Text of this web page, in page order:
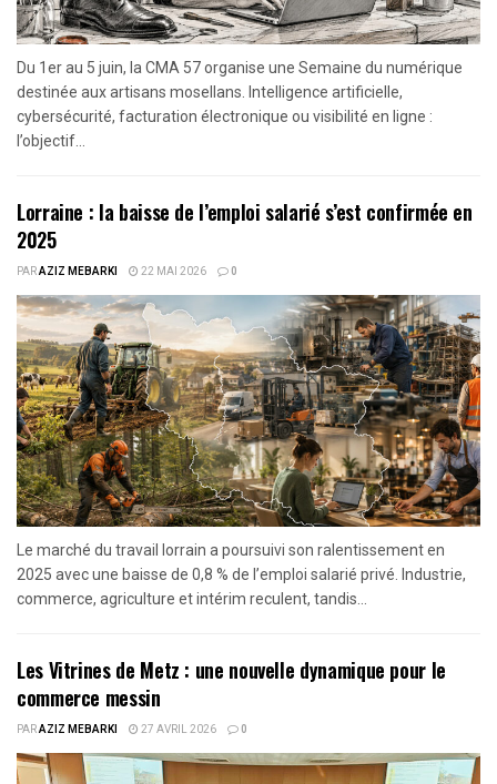
Du 1er au 5 juin, la CMA 57 organise une Semaine du numérique
destinée aux artisans mosellans. Intelligence artificielle,
cybersécurité, facturation électronique ou visibilité en ligne :
l’objectif...
Lorraine : la baisse de l’emploi salarié s’est confirmée en
2025
PARAZIZ MEBARKI 22 MAI 2026 0
Le marché du travail lorrain a poursuivi son ralentissement en
2025 avec une baisse de 0,8 % de l’emploi salarié privé. Industrie,
commerce, agriculture et intérim reculent, tandis...
Les Vitrines de Metz : une nouvelle dynamique pour le
commerce messin
PARAZIZ MEBARKI 27 AVRIL 2026 0